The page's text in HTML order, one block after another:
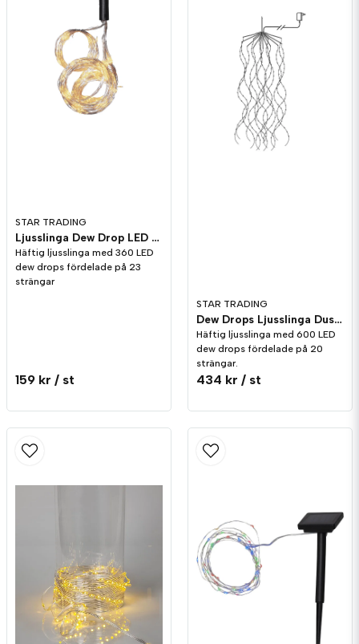
Ja, ni får publicera min fråga
STAR TRADING
Ljusslinga Dew Drop LED 200cm Kallvit
Häftig ljusslinga med 360 LED
dew drops fördelade på 23
strängar
159 kr / st
STAR TRADING
Dew Drops Ljusslinga Dusch
Häftig ljusslinga med 600 LED
dew drops fördelade på 20
strängar.
434 kr / st